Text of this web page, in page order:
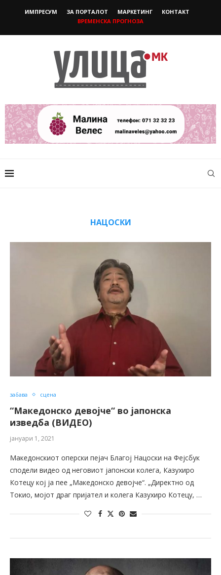
ИМПРЕСУМ ЗА ПОРТАЛОТ МАРКЕТИНГ
КОНТАКТ
ВРЕМЕНСКА ПРОГНОЗА
НАЦОСКИ
забава сцена
“Македонско девојче“ во јапонска
изведба (ВИДЕО)
јануари 1, 2021
Македонскиот оперски пејач Благој Нацоски на Фејсбук
сподели видео од неговиот јапонски колега, Казухиро
Котецу кој ја пее „Македонско девојче“. „Директно од
Токио, мојот драг пријател и колега Казухиро Котецу, …